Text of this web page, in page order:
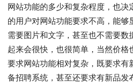
网站功能的多少和复杂程度，也决
的用户对网站功能要求不高，能够
需要图片和文字，甚至也不需要数
起来会很快，也很简单，当然价格
要求网站功能相对复杂，既要求有
备招聘系统，甚至还要求有新品发